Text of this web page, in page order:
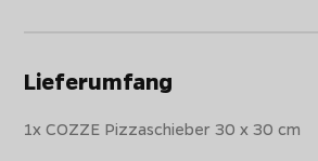
Lieferumfang
1x COZZE Pizzaschieber 30 x 30 cm